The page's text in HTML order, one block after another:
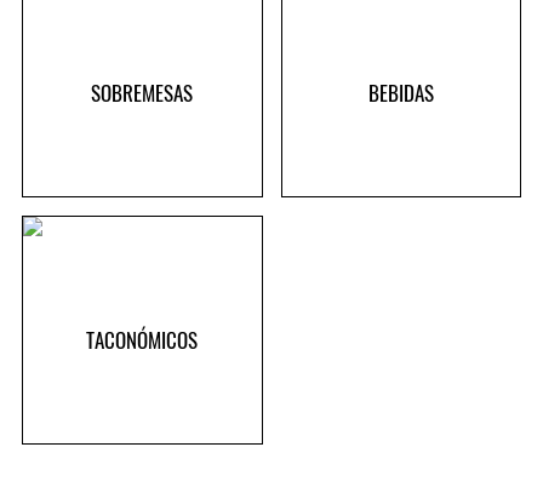
SOBREMESAS BEBIDAS
TACONÓMICOS